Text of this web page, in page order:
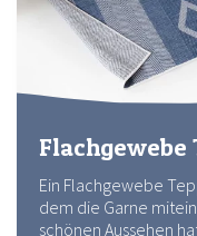
Flachgewebe
Ein Flachgewebe
dem die Garne
schönen Aussehen